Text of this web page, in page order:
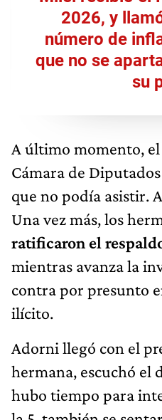
2026, y
número de
que no se
su
A último momento,
Cámara de
que no podía asistir.
Una vez más, los
ratificaron el
mientras avanza la
contra por presunto
ilícito.
Adorni llegó con el
hermana, escuchó el
hubo tiempo para